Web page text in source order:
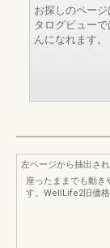
お探しのペー
タログビュー
んになれます。
左ページから抽出さ
座ったままでも動き
す。WellLife2旧価